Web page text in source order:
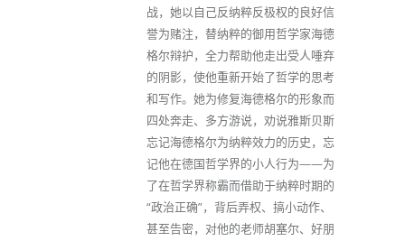
战，她以自己反纳粹反极权的良好信
誉为赌注，替纳粹的御用哲学家海德
格尔辩护，全力帮助他走出受人唾弃
的阴影，使他重新开始了哲学的思考
和写作。她为修复海德格尔的形象而
四处奔走、多方游说，劝说雅斯贝斯
忘记海德格尔为纳粹效力的历史，忘
记他在德国哲学界的小人行为——为
了在哲学界称霸而借助于纳粹时期的
“政治正确”，背后弄权、搞小动作、
甚至告密，对他的老师胡塞尔、好朋